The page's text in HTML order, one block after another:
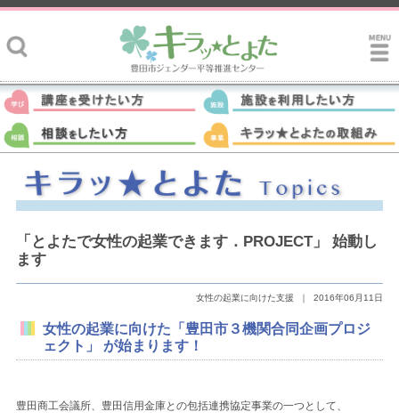
「とよたで女性の起業できます．PROJECT」 始動し
ます
女性の起業に向けた支援 ｜ 2016年06月11日
女性の起業に向けた「豊田市３機関合同企画プロジ
ェクト」 が始まります！
豊田商工会議所、豊田信用金庫との包括連携協定事業の一つとして、